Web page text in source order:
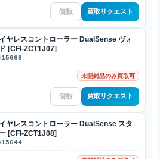
買取リクエスト
ヤレスコントローラー DualSense ヴォ
[CFI-ZCT1J07]
未開封品のみ買取可
買取リクエスト
ヤレスコントローラー DualSense スタ
[CFI-ZCT1J08]